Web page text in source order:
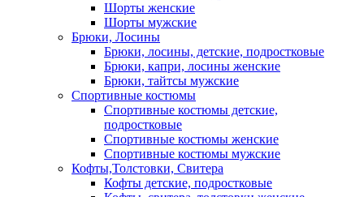
Шорты женские
Шорты мужские
Брюки, Лосины
Брюки, лосины, детские, подростковые
Брюки, капри, лосины женские
Брюки, тайтсы мужские
Спортивные костюмы
Спортивные костюмы детские,
подростковые
Спортивные костюмы женские
Спортивные костюмы мужские
Кофты,Толстовки, Свитера
Кофты детские, подростковые